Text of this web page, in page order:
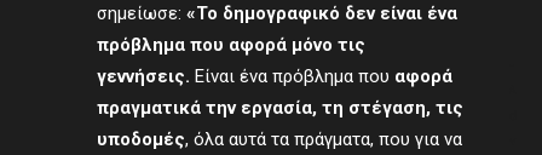
σημείωσε:«Το δημογραφικό δεν είναι ένα
πρόβλημα που αφορά μόνο τις
γεννήσεις.Είναι ένα πρόβλημα που αφορά
πραγματικά την εργασία, τη στέγαση, τις
υποδομές, όλα αυτά τα πράγματα, που για να